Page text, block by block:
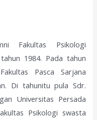
Fakultas Psikologi
1984. Pada tahun
Pasca Sarjana
Di tahunitu pula Sdr.
Universitas Persada
Psikologi swasta